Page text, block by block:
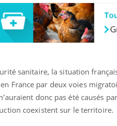
sanitaire, la situation
France par deux voies
donc pas été causés
coexistent sur le territoire.